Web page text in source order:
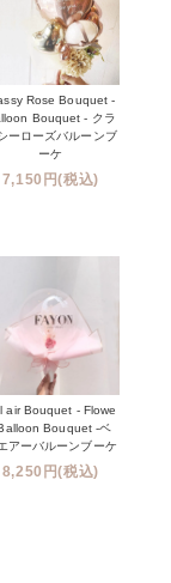
Rose Bouquet -
Bouquet - クラ
ーローズバルーンブ
ーケ
7,150円(税込)
air Bouquet - Flowe
Bouquet -ベ
アーバルーンブーケ
8,250円(税込)